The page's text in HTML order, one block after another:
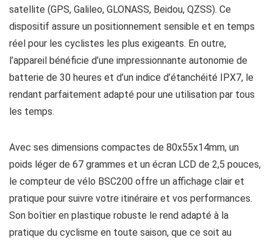
satellite (GPS, Galileo, GLONASS, Beidou, QZSS). Ce
dispositif assure un positionnement sensible et en temps
réel pour les cyclistes les plus exigeants. En outre,
l’appareil bénéficie d’une impressionnante autonomie de
batterie de 30 heures et d’un indice d’étanchéité IPX7, le
rendant parfaitement adapté pour une utilisation par tous
les temps.
Avec ses dimensions compactes de 80x55x14mm, un
poids léger de 67 grammes et un écran LCD de 2,5 pouces,
le compteur de vélo BSC200 offre un affichage clair et
pratique pour suivre votre itinéraire et vos performances.
Son boîtier en plastique robuste le rend adapté à la
pratique du cyclisme en toute saison, que ce soit au